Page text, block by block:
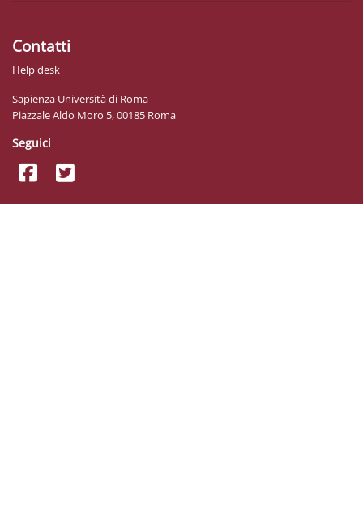
Contatti
Help desk
Sapienza Università di Roma
Piazzale Aldo Moro 5, 00185 Roma
Seguici